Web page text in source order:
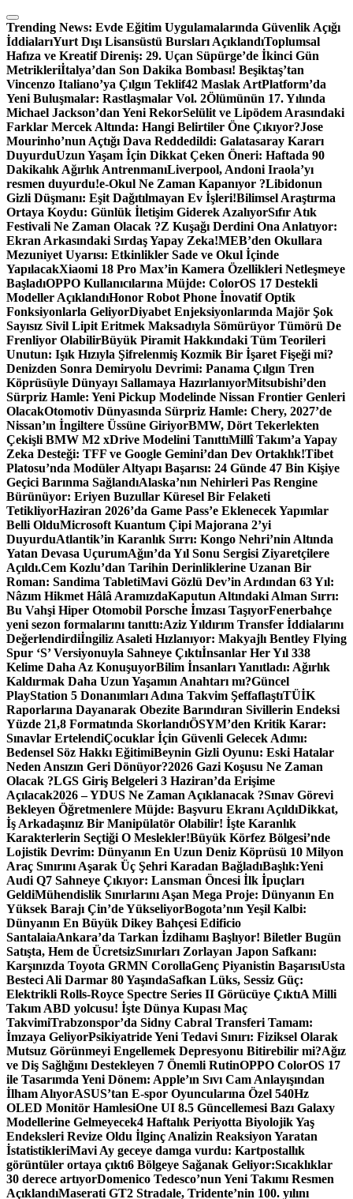
Skip
to
content
Trending News: Evde Eğitim Uygulamalarında Güvenlik Açığı
İddialarıYurt Dışı Lisansüstü Bursları AçıklandıToplumsal
Hafıza ve Kreatif Direniş: 29. Uçan Süpürge’de İkinci Gün
Metrikleriİtalya’dan Son Dakika Bombası! Beşiktaş’tan
Vincenzo Italiano’ya Çılgın Teklif42 Maslak ArtPlatform’da
Yeni Buluşmalar: Rastlaşmalar Vol. 2Ölümünün 17. Yılında
Michael Jackson’dan Yeni RekorSelülit ve Lipödem Arasındaki
Farklar Mercek Altında: Hangi Belirtiler Öne Çıkıyor?Jose
Mourinho’nun Açtığı Dava Reddedildi: Galatasaray Kararı
DuyurduUzun Yaşam İçin Dikkat Çeken Öneri: Haftada 90
Dakikalık Ağırlık AntrenmanıLiverpool, Andoni Iraola’yı
resmen duyurdu!e-Okul Ne Zaman Kapanıyor ?Libidonun
Gizli Düşmanı: Eşit Dağıtılmayan Ev İşleri!Bilimsel Araştırma
Ortaya Koydu: Günlük İletişim Giderek AzalıyorSıfır Atık
Festivali Ne Zaman Olacak ?Z Kuşağı Derdini Ona Anlatıyor:
Ekran Arkasındaki Sırdaş Yapay Zeka!MEB’den Okullara
Mezuniyet Uyarısı: Etkinlikler Sade ve Okul İçinde
YapılacakXiaomi 18 Pro Max’in Kamera Özellikleri Netleşmeye
BaşladıOPPO Kullanıcılarına Müjde: ColorOS 17 Destekli
Modeller AçıklandıHonor Robot Phone İnovatif Optik
Fonksiyonlarla GeliyorDiyabet Enjeksiyonlarında Majör Şok
Sayısız Sivil Lipit Eritmek Maksadıyla Sömürüyor Tümörü De
Frenliyor OlabilirBüyük Piramit Hakkındaki Tüm Teorileri
Unutun: Işık Hızıyla Şifrelenmiş Kozmik Bir İşaret Fişeği mi?
Denizden Sonra Demiryolu Devrimi: Panama Çılgın Tren
Köprüsüyle Dünyayı Sallamaya HazırlanıyorMitsubishi’den
Sürpriz Hamle: Yeni Pickup Modelinde Nissan Frontier Genleri
OlacakOtomotiv Dünyasında Sürpriz Hamle: Chery, 2027’de
Nissan’ın İngiltere Üssüne GiriyorBMW, Dört Tekerlekten
Çekişli BMW M2 xDrive Modelini TanıttıMillî Takım’a Yapay
Zeka Desteği: TFF ve Google Gemini’dan Dev Ortaklık!Tibet
Platosu’nda Modüler Altyapı Başarısı: 24 Günde 47 Bin Kişiye
Geçici Barınma SağlandıAlaska’nın Nehirleri Pas Rengine
Bürünüyor: Eriyen Buzullar Küresel Bir Felaketi
TetikliyorHaziran 2026’da Game Pass’e Eklenecek Yapımlar
Belli OlduMicrosoft Kuantum Çipi Majorana 2’yi
DuyurduAtlantik’in Karanlık Sırrı: Kongo Nehri’nin Altında
Yatan Devasa UçurumAğın’da Yıl Sonu Sergisi Ziyaretçilere
Açıldı.Cem Kozlu’dan Tarihin Derinliklerine Uzanan Bir
Roman: Sandima TabletiMavi Gözlü Dev’in Ardından 63 Yıl:
Nâzım Hikmet Hâlâ AramızdaKaputun Altındaki Alman Sırrı:
Bu Vahşi Hiper Otomobil Porsche İmzası TaşıyorFenerbahçe
yeni sezon formalarını tanıttı:Aziz Yıldırım Transfer İddialarını
Değerlendirdiİngiliz Asaleti Hızlanıyor: Makyajlı Bentley Flying
Spur ‘S’ Versiyonuyla Sahneye Çıktıİnsanlar Her Yıl 338
Kelime Daha Az KonuşuyorBilim İnsanları Yanıtladı: Ağırlık
Kaldırmak Daha Uzun Yaşamın Anahtarı mı?Güncel
PlayStation 5 Donanımları Adına Takvim ŞeffaflaştıTÜİK
Raporlarına Dayanarak Obezite Barındıran Sivillerin Endeksi
Yüzde 21,8 Formatında SkorlandıÖSYM’den Kritik Karar:
Sınavlar ErtelendiÇocuklar İçin Güvenli Gelecek Adımı:
Bedensel Söz Hakkı EğitimiBeynin Gizli Oyunu: Eski Hatalar
Neden Ansızın Geri Dönüyor?2026 Gazi Koşusu Ne Zaman
Olacak ?LGS Giriş Belgeleri 3 Haziran’da Erişime
Açılacak2026 – YDUS Ne Zaman Açıklanacak ?Sınav Görevi
Bekleyen Öğretmenlere Müjde: Başvuru Ekranı AçıldıDikkat,
İş Arkadaşınız Bir Manipülatör Olabilir! İşte Karanlık
Karakterlerin Seçtiği O Meslekler!Büyük Körfez Bölgesi’nde
Lojistik Devrim: Dünyanın En Uzun Deniz Köprüsü 10 Milyon
Araç Sınırını Aşarak Üç Şehri Karadan BağladıBaşlık:Yeni
Audi Q7 Sahneye Çıkıyor: Lansman Öncesi İlk İpuçları
GeldiMühendislik Sınırlarını Aşan Mega Proje: Dünyanın En
Yüksek Barajı Çin’de YükseliyorBogota’nın Yeşil Kalbi:
Dünyanın En Büyük Dikey Bahçesi Edificio
SantalaiaAnkara’da Tarkan İzdihamı Başlıyor! Biletler Bugün
Satışta, Hem de ÜcretsizSınırları Zorlayan Japon Safkanı:
Karşınızda Toyota GRMN CorollaGenç Piyanistin BaşarısıUsta
Besteci Ali Darmar 80 YaşındaSafkan Lüks, Sessiz Güç:
Elektrikli Rolls-Royce Spectre Series II Görücüye ÇıktıA Milli
Takım ABD yolcusu! İşte Dünya Kupası Maç
TakvimiTrabzonspor’da Sidny Cabral Transferi Tamam:
İmzaya GeliyorPsikiyatride Yeni Tedavi Sınırı: Fiziksel Olarak
Mutsuz Görünmeyi Engellemek Depresyonu Bitirebilir mi?Ağız
ve Diş Sağlığını Destekleyen 7 Önemli RutinOPPO ColorOS 17
ile Tasarımda Yeni Dönem: Apple’ın Sıvı Cam Anlayışından
İlham AlıyorASUS’tan E-spor Oyuncularına Özel 540Hz
OLED Monitör HamlesiOne UI 8.5 Güncellemesi Bazı Galaxy
Modellerine Gelmeyecek4 Haftalık Periyotta Biyolojik Yaş
Endeksleri Revize Oldu İlginç Analizin Reaksiyon Yaratan
İstatistikleriMavi Ay geceye damga vurdu: Kartpostallık
görüntüler ortaya çıktı6 Bölgeye Sağanak Geliyor:Sıcaklıklar
30 derece artıyorDomenico Tedesco’nun Yeni Takımı Resmen
AçıklandıMaserati GT2 Stradale, Tridente’nin 100. yılını